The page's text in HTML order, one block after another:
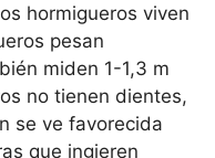
hormigueros viven
pesan
miden 1-1,3 m
no tienen dientes,
se ve favorecida
que ingieren